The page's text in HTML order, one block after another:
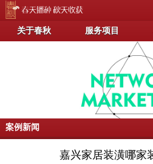
关于春秋 服务项目
案例新闻
嘉兴家居装潢哪家